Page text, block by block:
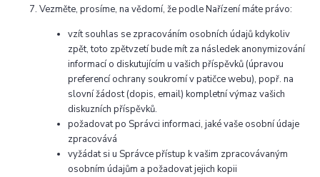
Vezměte, prosíme, na vědomí, že podle Nařízení máte právo:
vzít souhlas se zpracováním osobních údajů kdykoliv
zpět, toto zpětvzetí bude mít za následek anonymizování
informací o diskutujícím u vašich příspěvků (úpravou
preferencí ochrany soukromí v patičce webu), popř. na
slovní žádost (dopis, email) kompletní výmaz vašich
diskuzních příspěvků.
požadovat po Správci informaci, jaké vaše osobní údaje
zpracovává
vyžádat si u Správce přístup k vašim zpracovávaným
osobním údajům a požadovat jejich kopii